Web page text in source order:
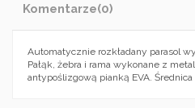
Komentarze(0)
Automatycznie rozkładany parasol
Pałąk, żebra i rama wykonane z
antypoślizgową pianką EVA. Średnica